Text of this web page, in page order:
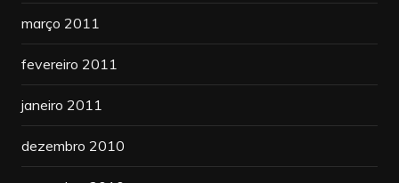
março 2011
fevereiro 2011
janeiro 2011
dezembro 2010